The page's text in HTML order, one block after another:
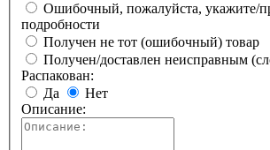
подробности
Получен не тот (ошибочный) товар
Получен/доставлен неисправным
Распакован:
Да
Нет
Описание: